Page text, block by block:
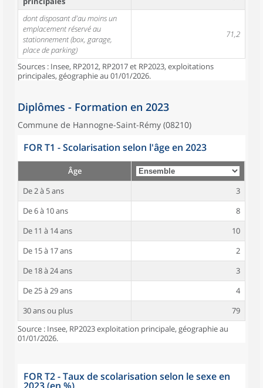
dont disposant d'au moins un
emplacement réservé au
stationnement (box, garage,
place de parking)
71,2
Sources : Insee, RP2012, RP2017 et RP2023, exploitations
principales, géographie au 01/01/2026.
Diplômes - Formation en 2023
Commune de Hannogne-Saint-Rémy (08210)
FOR T1 - Scolarisation selon l'âge en 2023
Âge
De 2 à 5 ans
3
De 6 à 10 ans
8
De 11 à 14 ans
10
De 15 à 17 ans
2
De 18 à 24 ans
3
De 25 à 29 ans
4
30 ans ou plus
79
Source : Insee, RP2023 exploitation principale, géographie au
01/01/2026.
FOR T2 - Taux de scolarisation selon le sexe en